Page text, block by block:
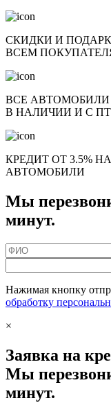
СКИДКИ И
ВСЕМ
ВСЕ АВТОМОБИЛИ
В НАЛИЧИИ И С
КРЕДИТ ОТ 3.5%
АВТОМОБИЛИ
Мы
минут.
Нажимая кнопку
обработку
×
Заявка на
Мы
минут.